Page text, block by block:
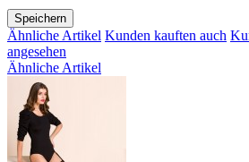
Speichern
Ähnliche Artikel Kunden kauften auch
angesehen
Ähnliche Artikel